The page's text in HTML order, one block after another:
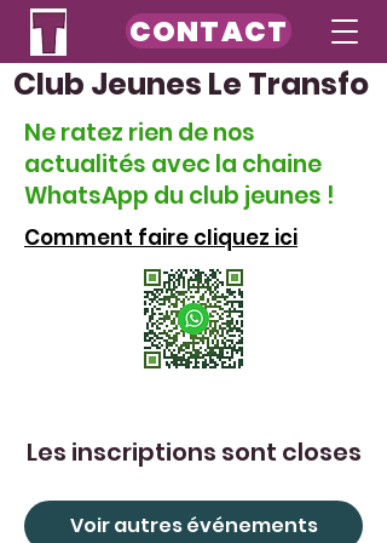
CONTACT
Club Jeunes Le Transfo
Ne ratez rien de nos
actualités avec la chaine
WhatsApp du club jeunes !
Comment faire cliquez ici
Les inscriptions sont closes
Voir autres événements